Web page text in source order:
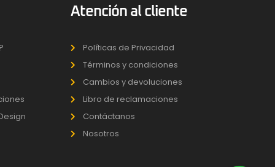
Atención al cliente
Políticas de Privacidad
Términos y condiciones
Cambios y devoluciones
Libro de reclamaciones
Contáctanos
Nosotros